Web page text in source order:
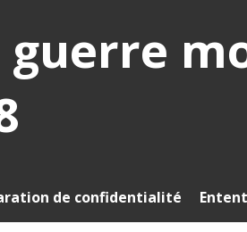
guerre
de confidentialité